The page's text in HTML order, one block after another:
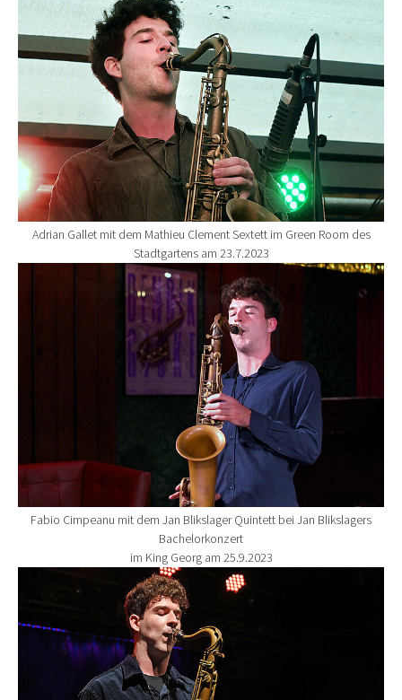
Adrian Gallet mit dem Mathieu Clement Sextett im Green Room des
Stadtgartens am 23.7.2023
Show larger version for:
Fabio Cimpeanu mit dem Jan Blikslager Quintett bei Jan Blikslagers
Bachelorkonzert
im King Georg am 25.9.2023
Show larger version for: